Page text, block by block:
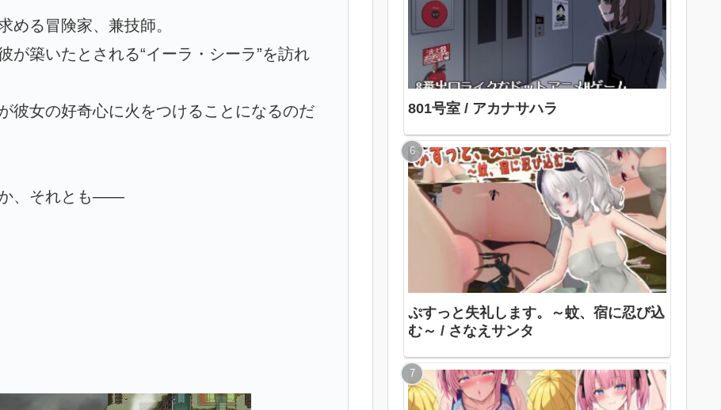
める冒険家、兼技師。
が築いたとされる“イーラ・シーラ”を訪れ
彼女の好奇心に火をつけることになるのだ
か、それとも――
801号室 / アカナサハラ
ぷすっと失礼します。～蚊、宿に忍び込
む～ / さなえサンタ